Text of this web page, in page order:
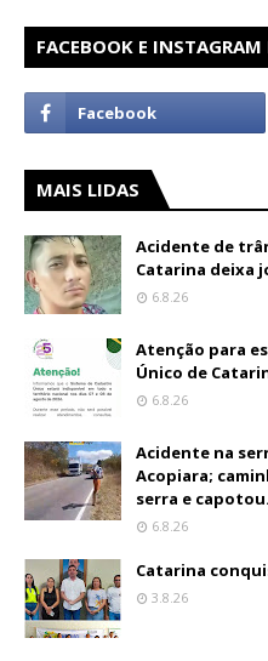
FACEBOOK E
MAIS LIDAS
Acidente de
Catarina deixa
6.8.26
Atenção para
Único de
6.8.26
Acidente na
Acopiara;
serra e
6.8.26
Catarina
3.8.26